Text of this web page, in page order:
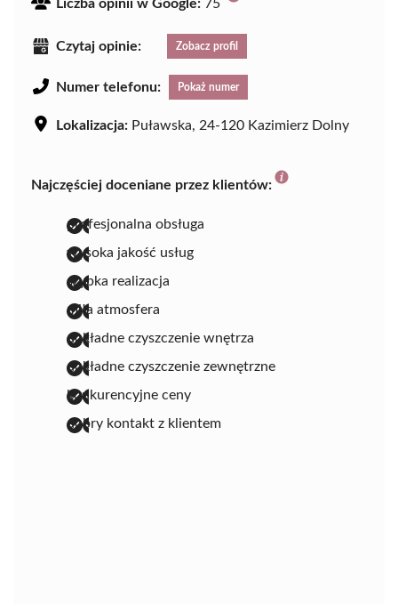
Liczba opinii w Google: 75
Czytaj opinie: Zobacz profil
Numer telefonu: Pokaż numer
Lokalizacja: Puławska, 24-120 Kazimierz Dolny
Najczęściej doceniane przez klientów:
profesjonalna obsługa
wysoka jakość usług
szybka realizacja
miła atmosfera
dokładne czyszczenie wnętrza
dokładne czyszczenie zewnętrzne
konkurencyjne ceny
dobry kontakt z klientem